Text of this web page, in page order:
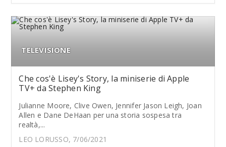
TELEVISIONE
Che cos'è Lisey's Story, la miniserie di Apple
TV+ da Stephen King
Julianne Moore, Clive Owen, Jennifer Jason Leigh, Joan
Allen e Dane DeHaan per una storia sospesa tra
realtà,...
LEO LORUSSO, 7/06/2021